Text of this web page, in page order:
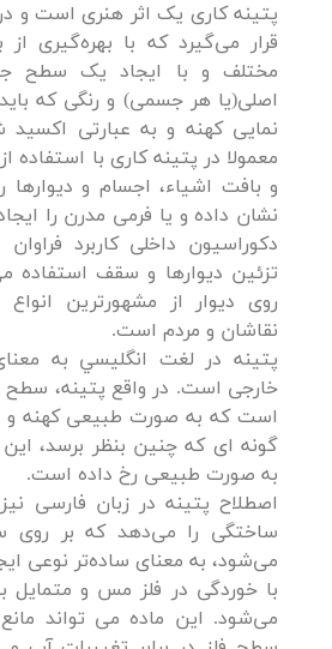
پتینه کاری یک اثر هنری است و
قرار می‌گیرد که با بهره‌گیری
مختلف و با ایجاد یک سطح
اصلی(یا هر جسمی) و رنگی که
نمایی کهنه و به عبارتی اکسید
معمولا در پتینه کاری با استفاده
و بافت اشیاء، اجسام و دیوارها
نشان داده و یا فرمی مدرن را
دکوراسیون داخلی کاربرد
تزئین دیوارها و سقف استفاده
روی دیوار از مشهورترین
نقاشان و مردم است.
پتينه در لغت انگليسي به
خارجی است. در واقع پتینه، سطح
است که به صورت طبیعی کهنه و
گونه ای که چنین بنظر برسد، این
به صورت طبیعی رخ داده است.
اصطلاح پتینه در زبان فارسی
ساختگی را می‌دهد که بر روی
می‌شود، به معنای ساده‌تر نوعی
با خوردگی در فلز مس و متمایل
می‌شود. این ماده می تواند